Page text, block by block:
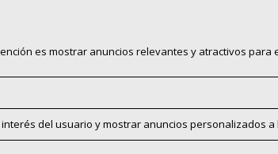
es mostrar anuncios relevantes y atractivos
del usuario y mostrar anuncios personalizados a